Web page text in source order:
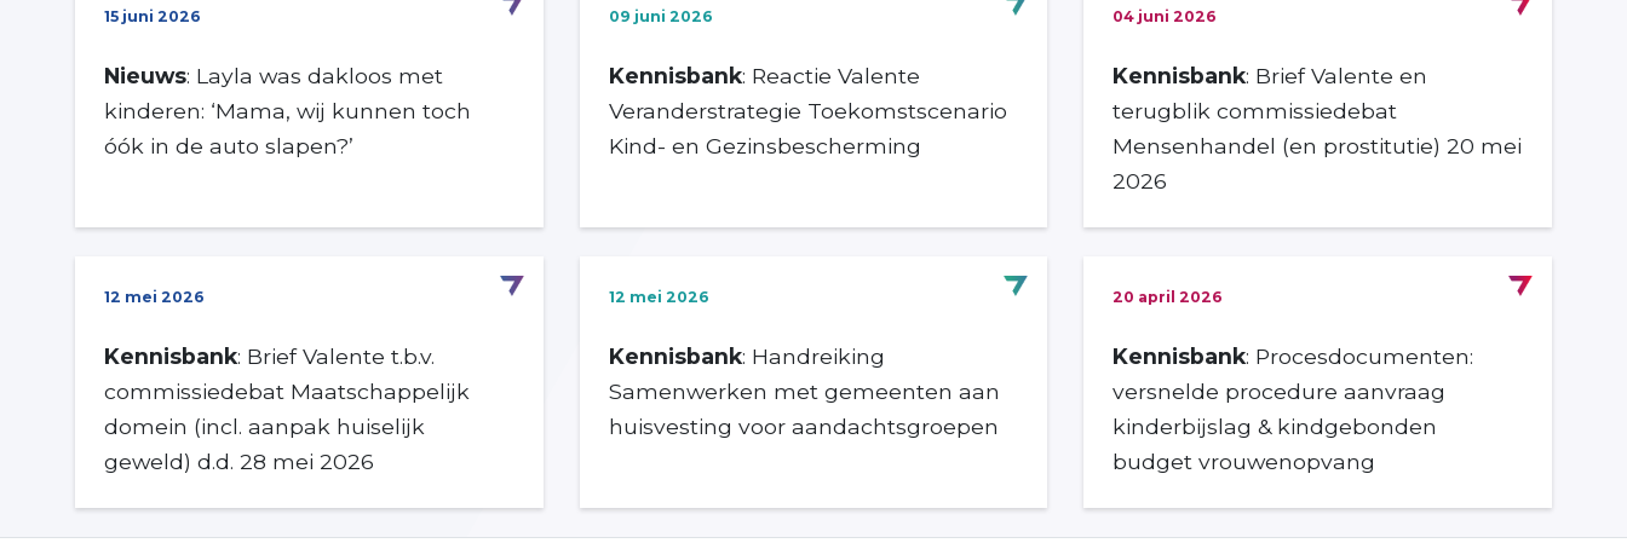
15 juni 2026
Nieuws: Layla was dakloos met
kinderen: ‘Mama, wij kunnen toch
óók in de auto slapen?’
09 juni 2026
Kennisbank: Reactie Valente
Veranderstrategie Toekomstscenario
Kind- en Gezinsbescherming
04 juni 2026
Kennisbank: Brief Valente en
terugblik commissiedebat
Mensenhandel (en prostitutie) 20 mei
2026
12 mei 2026
Kennisbank: Brief Valente t.b.v.
commissiedebat Maatschappelijk
domein (incl. aanpak huiselijk
geweld) d.d. 28 mei 2026
12 mei 2026
Kennisbank: Handreiking
Samenwerken met gemeenten aan
huisvesting voor aandachtsgroepen
20 april 2026
Kennisbank: Procesdocumenten:
versnelde procedure aanvraag
kinderbijslag & kindgebonden
budget vrouwenopvang